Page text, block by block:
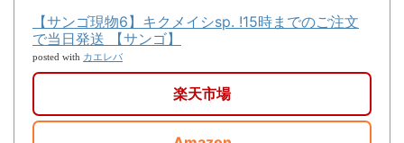
【サンゴ現物6】キクメイシsp. !15時までのご注文
で当日発送 【サンゴ】
posted with カエレバ
楽天市場